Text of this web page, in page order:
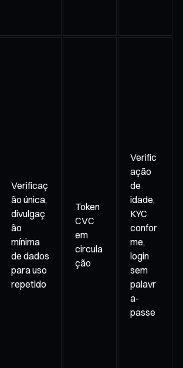
Verificaç
ão única,
divulgaç
ão
mínima
de dados
para uso
repetido
Token
CVC
em
circula
ção
Verific
ação
de
idade,
KYC
confor
me,
login
sem
palavr
a-
passe